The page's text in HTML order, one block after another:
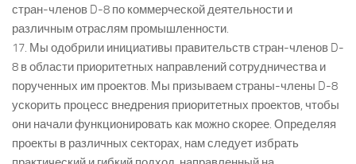
стран-членов D-8 по коммерческой деятельности и
различным отраслям промышленности.
17. Мы одобрили инициативы правительств стран-членов D-
8 в области приоритетных направлений сотрудничества и
порученных им проектов. Мы призываем страны-члены D-8
ускорить процесс внедрения приоритетных проектов, чтобы
они начали функционировать как можно скорее. Определяя
проекты в различных секторах, нам следует избрать